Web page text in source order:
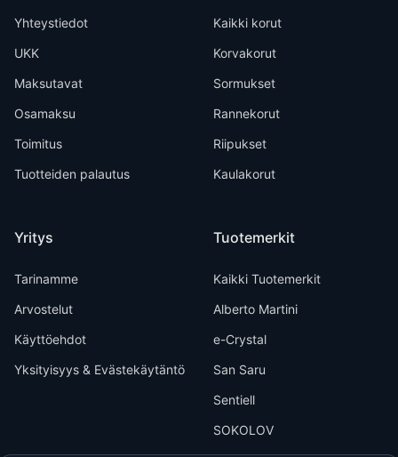
Yhteystiedot
UKK
Maksutavat
Osamaksu
Toimitus
Tuotteiden palautus
Yritys
Tarinamme
Arvostelut
Käyttöehdot
Yksityisyys & Evästekäytäntö
Kaikki korut
Korvakorut
Sormukset
Rannekorut
Riipukset
Kaulakorut
Tuotemerkit
Kaikki Tuotemerkit
Alberto Martini
e-Crystal
San Saru
Sentiell
SOKOLOV